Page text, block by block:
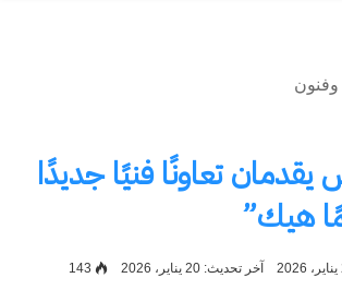
وفنون
يقدمان تعاونًا فنيًا جديدًا
هيك”
آخر تحديث: 20 يناير، 2026 143